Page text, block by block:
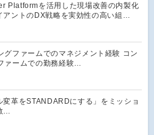
Platformを活用した現場改善の内製化
アントのDX戦略を実効性の高い組…
グファームでのマネジメント経験 コン
ァームでの勤務経験…
変革をSTANDARDにする」をミッショ
…